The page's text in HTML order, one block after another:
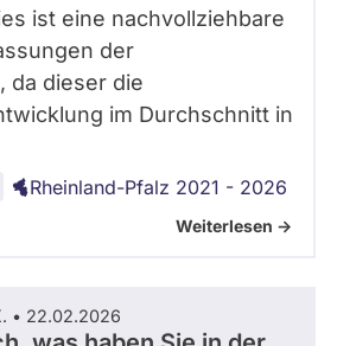
ist eine nachvollziehbare
der
da dieser die
im Durchschnitt in
Rheinland-Pfalz 2021 - 2026
Weiterlesen ->
• 22.02.2026